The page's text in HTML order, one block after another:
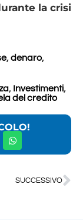
la crisi
,denaro,
, Investimenti,
del credito
SUCCESSIVO